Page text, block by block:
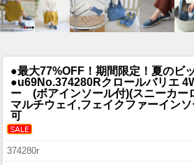
●最大77%OFF！期間限定！夏のビ
●u69No.374280Rクロールバリエ
ー (ボアインソール付)(スニーカー
マルチウェイ,フェイクファーイン
可
374280r